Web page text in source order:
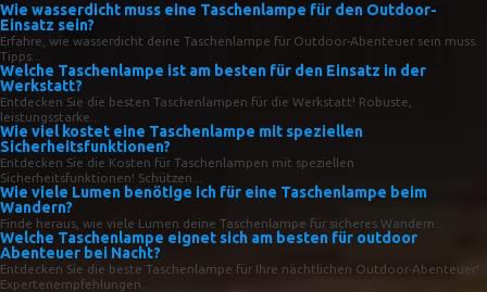
Wie wasserdicht muss eine Taschenlampe für den Outdoor-
Einsatz sein?
Erfahre, wie wasserdicht deine Taschenlampe für Outdoor-Abenteuer sein muss.
Tipps...
Welche Taschenlampe ist am besten für den Einsatz in der
Werkstatt?
Entdecken Sie die besten Taschenlampen für die Werkstatt! Robuste,
leistungsstarke...
Wie viel kostet eine Taschenlampe mit speziellen
Sicherheitsfunktionen?
Entdecken Sie die Kosten für Taschenlampen mit speziellen
Sicherheitsfunktionen! Schützen...
Wie viele Lumen benötige ich für eine Taschenlampe beim
Wandern?
Finde heraus, wie viele Lumen deine Taschenlampe für sicheres Wandern...
Welche Taschenlampe eignet sich am besten für outdoor
Abenteuer bei Nacht?
Entdecken Sie die beste Taschenlampe für Ihre nächtlichen Outdoor-Abenteuer!
Expertenempfehlungen...